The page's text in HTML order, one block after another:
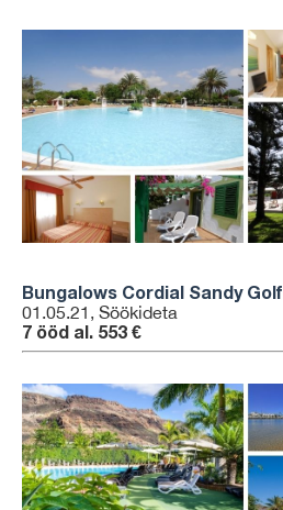
Bungalows Cordial Sandy Golf
01.05.21, Söökideta
7 ööd al. 553 €